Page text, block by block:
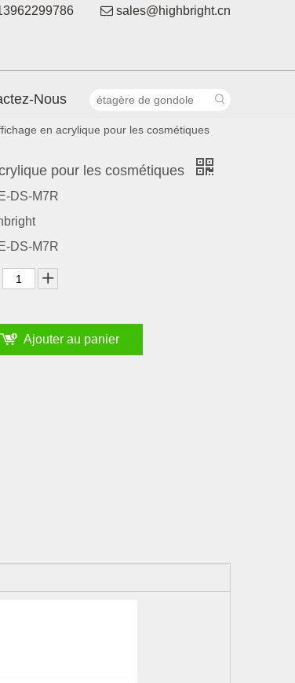
 sales@highbright.cn
Nous
en acrylique pour les cosmétiques
pour les cosmétiques
DS-M7R
DS-M7R
Ajouter au panier